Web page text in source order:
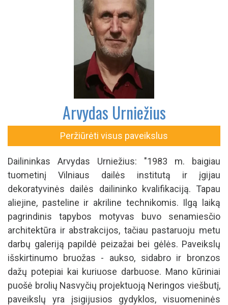
Arvydas Urniežius
Peržiūrėti visus paveikslus
Dailininkas Arvydas Urniežius: "1983 m. baigiau
tuometinį Vilniaus dailės institutą ir įgijau
dekoratyvinės dailės dailininko kvalifikaciją. Tapau
aliejine, pasteline ir akriline technikomis. Ilgą laiką
pagrindinis tapybos motyvas buvo senamiesčio
architektūra ir abstrakcijos, tačiau pastaruoju metu
darbų galeriją papildė peizažai bei gėlės. Paveikslų
išskirtinumo bruožas - aukso, sidabro ir bronzos
dažų potepiai kai kuriuose darbuose. Mano kūriniai
puošė brolių Nasvyčių projektuoją Neringos viešbutį,
paveikslų yra įsigijusios gydyklos, visuomeninės